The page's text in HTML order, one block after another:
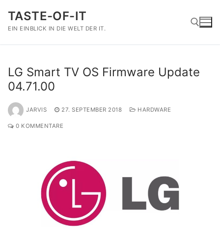
Inhalt
springen
TASTE-OF-IT
EIN EINBLICK IN DIE WELT DER IT.
LG Smart TV OS Firmware Update
04.71.00
JARVIS 27. SEPTEMBER 2018 HARDWARE
0 KOMMENTARE